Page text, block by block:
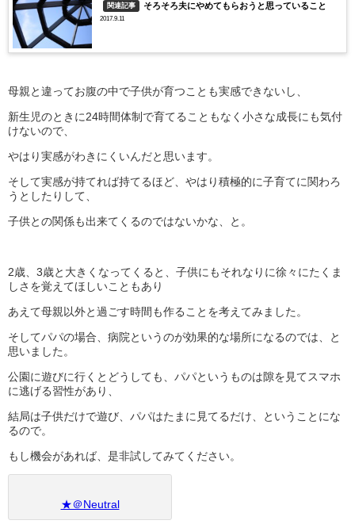
関連記事 そろそろ夫にやめてもらおうと思っていること
2017.9.11
母親と違ってお腹の中で子供が育つことも実感できないし、
新生児のときに24時間体制で育てることもなく小さな成長にも気付
けないので、
やはり実感がわきにくいんだと思います。
そして実感が持てれば持てるほど、やはり積極的に子育てに関わろ
うとしたりして、
子供との関係も出来てくるのではないかな、と。
2歳、3歳と大きくなってくると、子供にもそれなりに徐々にたくま
しさを覚えてほしいこともあり
あえて母親以外と過ごす時間も作ることを考えてみました。
そしてパパの場合、病院というのが効果的な場所になるのでは、と
思いました。
公園に遊びに行くとどうしても、パパというものは隙を見てスマホ
に逃げる習性があり、
結局は子供だけで遊び、パパはたまに見てるだけ、ということにな
るので。
もし機会があれば、是非試してみてください。
★＠Neutral